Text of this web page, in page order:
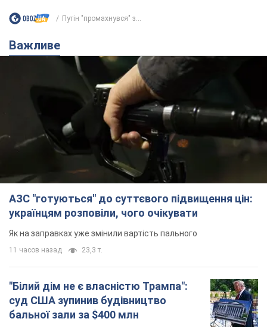
АЗС "готуються" до суттєвого підвищення цін:
українцям розповіли, чого очікувати
Як на заправках уже змінили вартість пального
11 часов назад
"Білий дім не є власністю Трампа":
суд США зупинив будівництво
бальної зали за $400 млн
Трамп вже заявив, що негайно подасть
Війна змінює не лише тактику: в НГУ
показали інженерні рішення проти
російських FPV-дронів. Фото